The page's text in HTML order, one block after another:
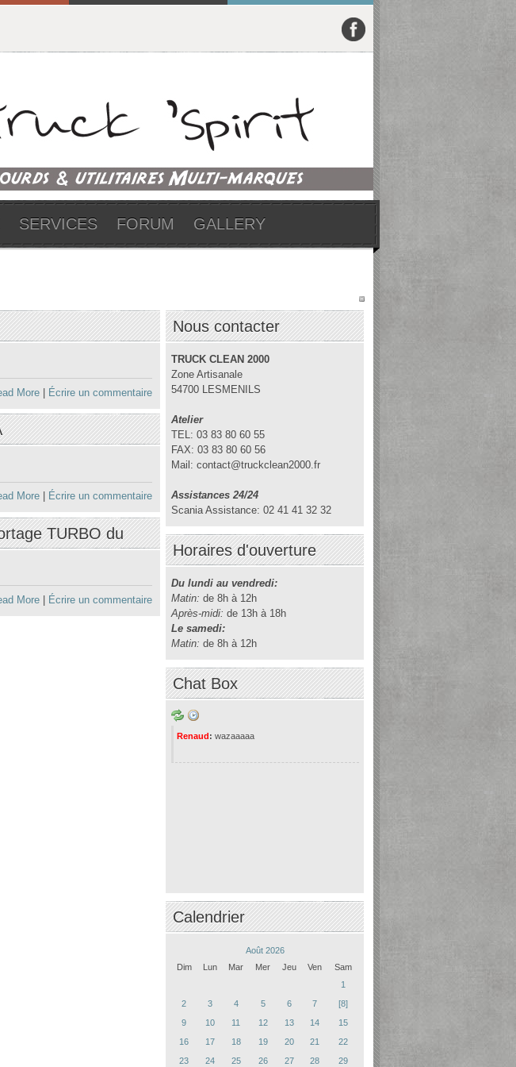
SERVICES FORUM GALLERY
More| Écrire un commentaire
More| Écrire un commentaire
TURBO du
More| Écrire un commentaire
Nous contacter
TRUCK CLEAN 2000
Zone Artisanale
54700 LESMENILS
Atelier
TEL: 03 83 80 60 55
FAX: 03 83 80 60 56
Mail: contact@truckclean2000.fr
Assistances 24/24
Scania Assistance: 02 41 41 32 32
Horaires d'ouverture
Du lundi au vendredi:
Matin: de 8h à 12h
Après-midi: de 13h à 18h
Le samedi:
Matin: de 8h à 12h
Chat Box
Renaud: wazaaaaa
Calendrier
Août 2026
Dim
Lun Mar Mer Jeu Ven
Sam
1
2
3 4 5 6 7
[8]
9
10 11 12 13 14
15
16
17 18 19 20 21
22
23
24 25 26 27 28 29